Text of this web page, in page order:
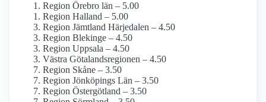
Region Örebro län – 5.00
Region Halland – 5.00
Region Jämtland Härjedalen – 4.50
Region Blekinge – 4.50
Region Uppsala – 4.50
Västra Götalandsregionen – 4.50
Region Skåne – 3.50
Region Jönköpings Län – 3.50
Region Östergötland – 3.50